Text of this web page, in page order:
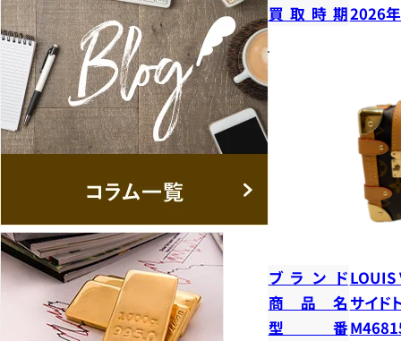
買取時期2026
ブランドLOUIS
商品名 サイド
型番